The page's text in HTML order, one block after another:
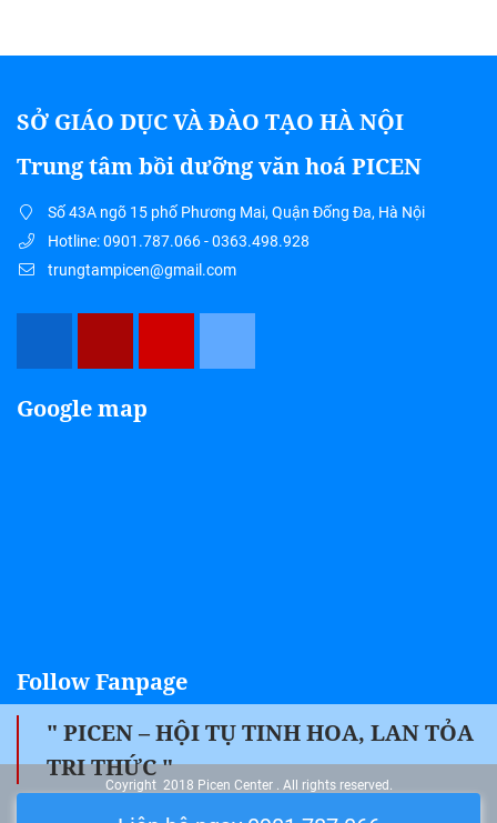
" PICEN – HỘI TỤ TINH HOA, LAN TỎA
TRI THỨC "
SỞ GIÁO DỤC VÀ ĐÀO TẠO HÀ NỘI
Trung tâm bồi dưỡng văn hoá PICEN
Số 43A ngõ 15 phố Phương Mai, Quận Đống Đa, Hà Nội
Hotline: 0901.787.066 - 0363.498.928
trungtampicen@gmail.com
Google map
Follow Fanpage
Coyright 2018 Picen Center . All rights reserved.